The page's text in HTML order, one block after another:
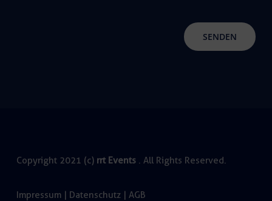
SENDEN
Copyright 2021 (c) rrt Events . All Rights Reserved.
Impressum| Datenschutz| AGB